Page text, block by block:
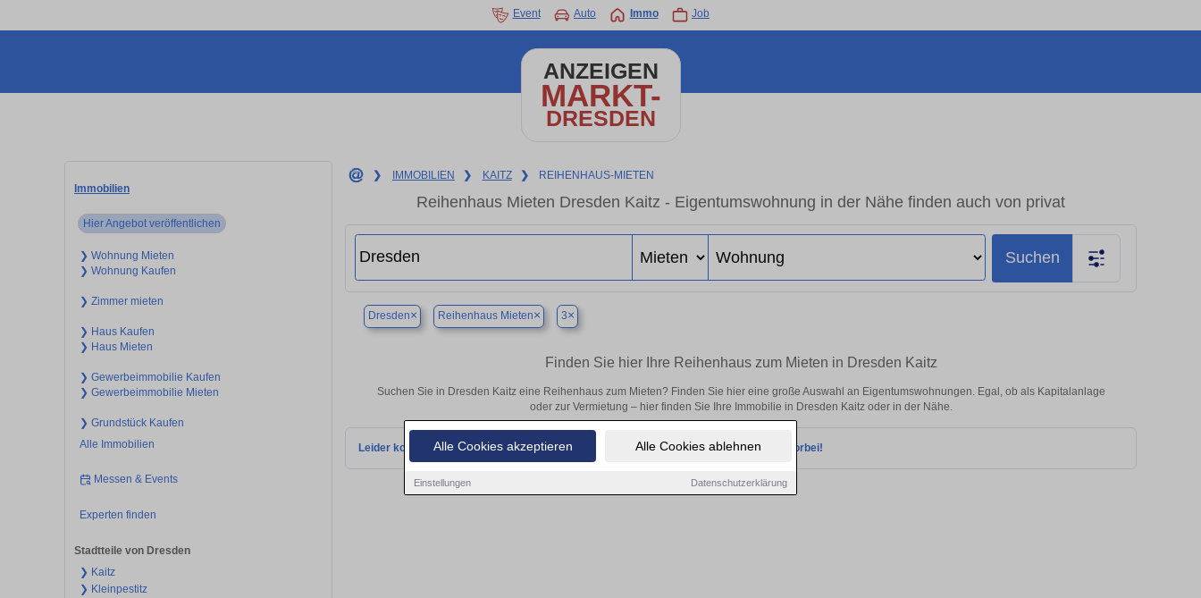
Alle Cookies akzeptieren Alle Cookies ablehnen
Einstellungen Datenschutzerklärung
Event Auto Immo Job
ANZEIGEN
MARKT-
DRESDEN
Immobilien
Hier Angebot veröffentlichen
❯ Wohnung Mieten
❯ Wohnung Kaufen
❯ Zimmer mieten
❯ Haus Kaufen
❯ Haus Mieten
❯ Gewerbeimmobilie Kaufen
❯ Gewerbeimmobilie Mieten
❯ Grundstück Kaufen
Alle Immobilien
Messen & Events
Experten finden
Stadtteile von Dresden
❯ Kaitz
❯ Kleinpestitz
❯ IMMOBILIEN ❯ KAITZ ❯ REIHENHAUS-MIETEN
Reihenhaus Mieten Dresden Kaitz - Eigentumswohnung in der Nähe finden auch von privat
Suchen
Dresden× Reihenhaus Mieten× 3×
Finden Sie hier Ihre Reihenhaus zum Mieten in Dresden Kaitz
Suchen Sie in Dresden Kaitz eine Reihenhaus zum Mieten? Finden Sie hier eine große Auswahl an Eigentumswohnungen. Egal, ob als Kapitalanlage
oder zur Vermietung – hier finden Sie Ihre Immobilie in Dresden Kaitz oder in der Nähe.
Leider konnten wir derzeit keine passenden Objekte finden. Schauen Sie bald wieder vorbei!